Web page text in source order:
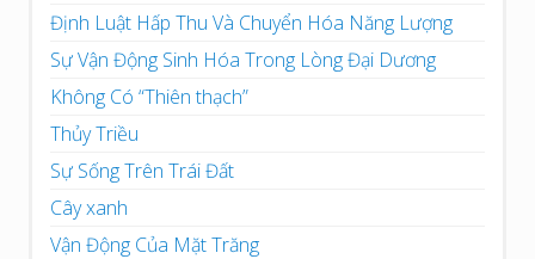
Định Luật Hấp Thu Và Chuyển Hóa Năng Lượng
Sự Vận Động Sinh Hóa Trong Lòng Đại Dương
Không Có “Thiên thạch”
Thủy Triều
Sự Sống Trên Trái Đất
Cây xanh
Vận Động Của Mặt Trăng